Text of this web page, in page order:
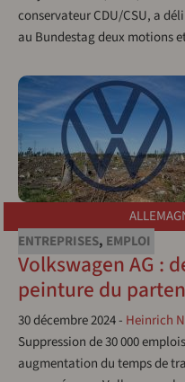
conservateur CDU/CSU, a
au Bundestag deux motions
ENTREPRISES, EMPLOI
Volkswagen AG :
peinture du
30 décembre 2024- Heinrich
Suppression de 30 000
augmentation du temps de